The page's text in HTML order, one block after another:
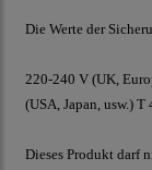
Die Werte der
220-240 V (UK,
(USA, Japan, usw.)
Dieses Produkt darf